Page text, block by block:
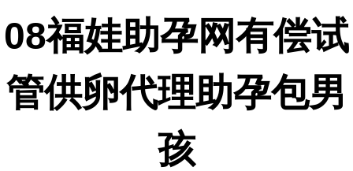
08福娃助孕网有偿试
管供卵代理助孕包男
孩